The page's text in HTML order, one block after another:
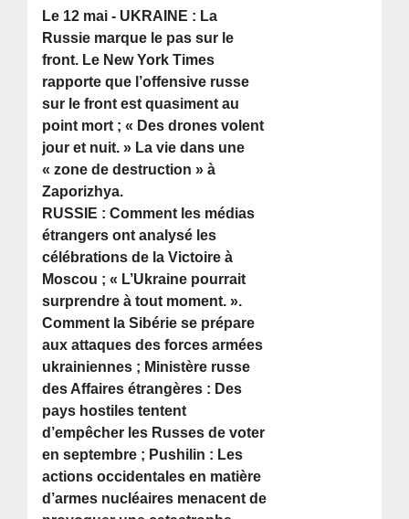
Le 12 mai - UKRAINE : La
Russie marque le pas sur le
front. Le New York Times
rapporte que l’offensive russe
sur le front est quasiment au
point mort ; « Des drones volent
jour et nuit. » La vie dans une
« zone de destruction » à
Zaporizhya.
RUSSIE : Comment les médias
étrangers ont analysé les
célébrations de la Victoire à
Moscou ; « L’Ukraine pourrait
surprendre à tout moment. ».
Comment la Sibérie se prépare
aux attaques des forces armées
ukrainiennes ; Ministère russe
des Affaires étrangères : Des
pays hostiles tentent
d’empêcher les Russes de voter
en septembre ; Pushilin : Les
actions occidentales en matière
d’armes nucléaires menacent de